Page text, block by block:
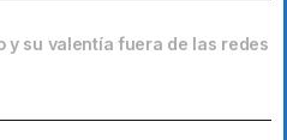
y su valentía fuera de las redes